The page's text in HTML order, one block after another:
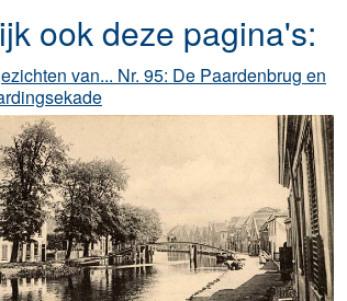
ook deze pagina's:
van... Nr. 95: De Paardenbrug en